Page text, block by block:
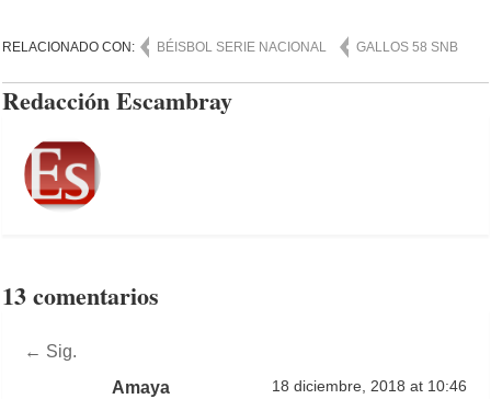
RELACIONADO CON: BÉISBOL SERIE NACIONAL GALLOS 58 SNB
Redacción Escambray
13 comentarios
← Sig.
Amaya
18 diciembre, 2018 at 10:46